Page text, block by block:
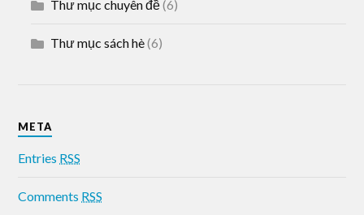
Thư mục chuyên đề(6)
Thư mục sách hè(6)
META
Entries RSS
Comments RSS